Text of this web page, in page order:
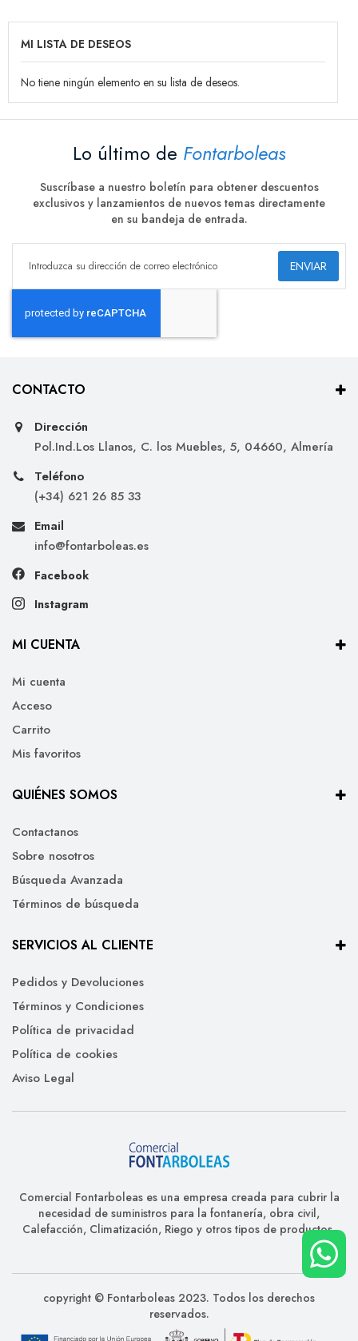
MI LISTA DE DESEOS
No tiene ningún elemento en su lista de deseos.
Lo último de Fontarboleas
Suscríbase a nuestro boletín para obtener descuentos
exclusivos y lanzamientos de nuevos temas directamente
en su bandeja de entrada.
ENVIAR
CONTACTO
Dirección
Pol.Ind.Los Llanos, C. los Muebles, 5, 04660, Almería
Teléfono
(+34) 621 26 85 33
Email
info@fontarboleas.es
Facebook
Instagram
MI CUENTA
Mi cuenta
Acceso
Carrito
Mis favoritos
QUIÉNES SOMOS
Contactanos
Sobre nosotros
Búsqueda Avanzada
Términos de búsqueda
SERVICIOS AL CLIENTE
Pedidos y Devoluciones
Términos y Condiciones
Política de privacidad
Política de cookies
Aviso Legal
Comercial Fontarboleas es una empresa creada para cubrir la
necesidad de suministros para la fontanería, obra civil,
Calefacción, Climatización, Riego y otros tipos de productos.
copyright © Fontarboleas 2023. Todos los derechos
reservados.